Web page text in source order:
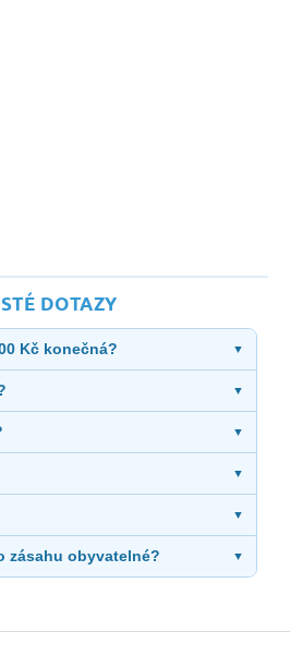
DOTAZY
Kč konečná? ▼
▼
▼
▼
▼
zásahu obyvatelné? ▼